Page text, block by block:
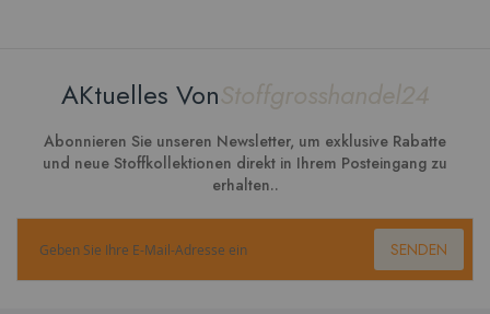
AKtuelles VonStoffgrosshandel24
Abonnieren Sie unseren Newsletter, um exklusive Rabatte
und neue Stoffkollektionen direkt in Ihrem Posteingang zu
erhalten..
SENDEN